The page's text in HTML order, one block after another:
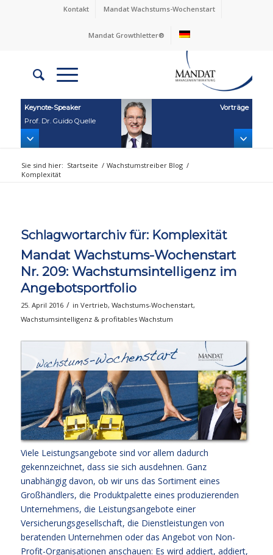
Kontakt Mandat Wachstums-Wochenstart
Mandat Growthletter®
Keynote‑Speaker
Prof. Dr. Guido Quelle
Vorträge
Sie sind hier: Startseite / Wachstumstreiber Blog /
Komplexität
Schlagwortarchiv für: Komplexität
Mandat Wachstums-Wochenstart
Nr. 209: Wachstumsintelligenz im
Angebotsportfolio
25. April 2016 / in Vertrieb, Wachstums-Wochenstart,
Wachstumsintelligenz & profitables Wachstum
Viele Leistungsangebote sind vor allem dadurch
gekennzeichnet, dass sie sich ausdehnen. Ganz
unabhängig davon, ob wir uns das Sortiment eines
Großhändlers, die Produktpalette eines produzierenden
Unternehmens, die Leistungsangebote einer
Versicherungsgesellschaft, die Dienstleistungen von
beratenden Unternehmen oder das Angebot von Non-
Profit-Organisationen anschauen: Es wird addiert, addiert,